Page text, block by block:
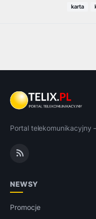
karta
Portal
NEWSY
Promocje